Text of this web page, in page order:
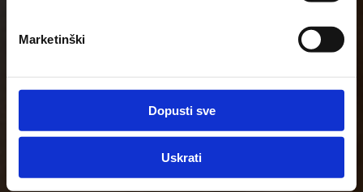
Marketinški
Dopusti sve
Uskrati